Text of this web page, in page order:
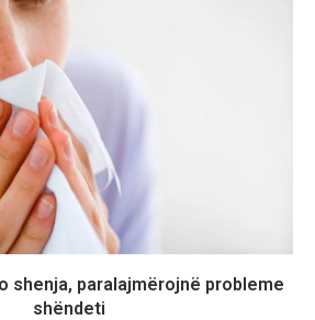
shenja, paralajmërojnë probleme
shëndeti